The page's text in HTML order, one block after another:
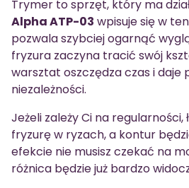
Trymer to sprzęt, który ma
Alpha ATP-03 wpisuje się w
pozwala szybciej ogarnąć
fryzura zaczyna tracić swój
warsztat oszczędza czas i daje
niezależności.
Jeżeli zależy Ci na regularności,
fryzurę w ryzach, a kontur
efekcie nie musisz czekać na
różnica będzie już bardzo